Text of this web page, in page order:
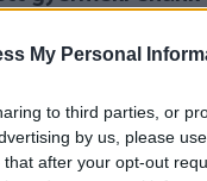
My Personal
to third parties, or
by us, please
after your opt-out
azaz hiányaink,
nek nevezi azt
gyermekkori
hasonló
end lesz a vége,